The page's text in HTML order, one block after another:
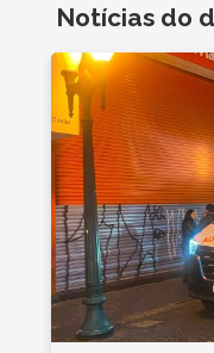
Notícias do